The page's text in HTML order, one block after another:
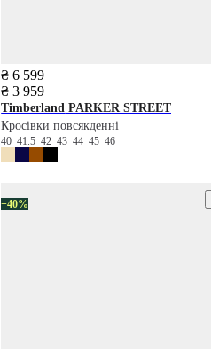
₴ 6 599
₴ 3 959
Timberland PARKER STREET
Кросівки повсякденні
4041.54243444546
−40%